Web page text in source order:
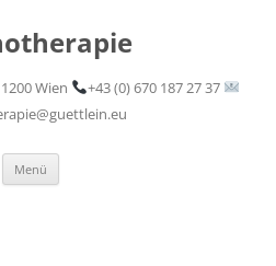
Wien
+43 (0) 670 187 27 37
Menü